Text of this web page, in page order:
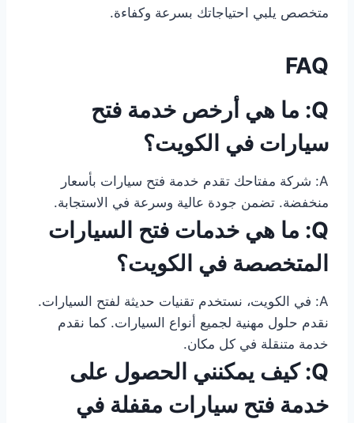
متخصص يلبي احتياجاتك بسرعة وكفاءة.
FAQ
Q: ما هي أرخص خدمة فتح
سيارات في الكويت؟
A: شركة مفتاحك تقدم خدمة فتح سيارات بأسعار
منخفضة. تضمن جودة عالية وسرعة في الاستجابة.
Q: ما هي خدمات فتح السيارات
المتخصصة في الكويت؟
A: في الكويت، نستخدم تقنيات حديثة لفتح السيارات.
نقدم حلول مهنية لجميع أنواع السيارات. كما نقدم
خدمة متنقلة في كل مكان.
Q: كيف يمكنني الحصول على
خدمة فتح سيارات مقفلة في